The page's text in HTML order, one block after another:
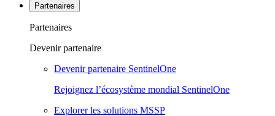
Partenaires
Partenaires
Devenir partenaire
Devenir partenaire SentinelOne
Rejoignez l’écosystème mondial SentinelOne
Explorer les solutions MSSP